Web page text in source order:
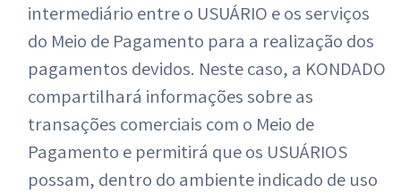
intermediário entre o USUÁRIO e os serviços
do Meio de Pagamento para a realização dos
pagamentos devidos. Neste caso, a KONDADO
compartilhará informações sobre as
transações comerciais com o Meio de
Pagamento e permitirá que os USUÁRIOS
possam, dentro do ambiente indicado de uso